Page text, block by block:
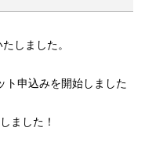
しました。
ト申込みを開始しました
ました！